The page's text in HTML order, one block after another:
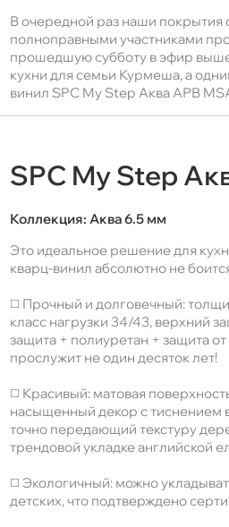
В очередной раз наши покрытия
полноправными участниками
прошедшую субботу в эфир
кухни для семьи Курмеша, а
винил SPC My Step Аква АРВ
SPC My Step
Коллекция:Аква 6.5 мм
Это идеальное решение для
кварц-винил абсолютно не
◻️ Прочный и долговечный:
класс нагрузки 34/43, верхний
защита + полиуретан + защита
прослужит не один десяток лет!
◻️ Красивый: матовая
насыщенный декор с тиснением
точно передающий текстуру
трендовой укладке английской
◻️ Экологичный: можно
детских, что подтверждено